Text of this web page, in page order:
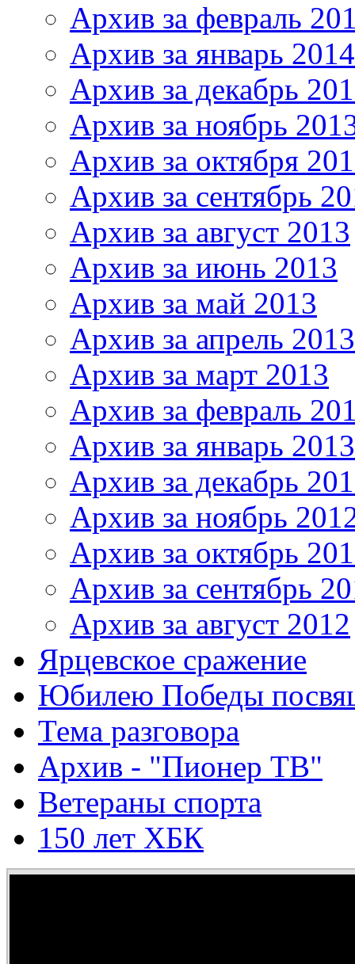
Архив за февраль
Архив за январь 2014
Архив за декабрь
Архив за ноябрь
Архив за октября
Архив за сентябрь
Архив за август 2013
Архив за июнь 2013
Архив за май 2013
Архив за апрель 2013
Архив за март 2013
Архив за февраль
Архив за январь 2013
Архив за декабрь
Архив за ноябрь
Архив за октябрь
Архив за сентябрь
Архив за август 2012
Ярцевское сражение
Юбилею Победы
Тема разговора
Архив - "Пионер ТВ"
Ветераны спорта
150 лет ХБК